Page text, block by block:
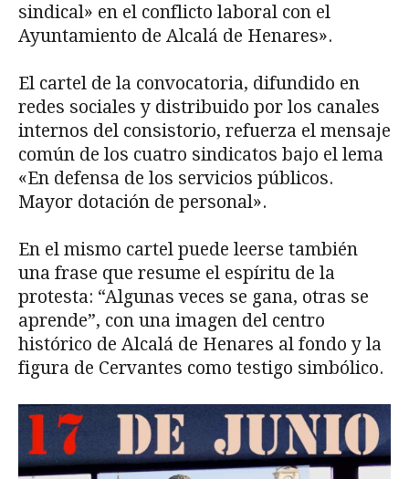
sindical» en el conflicto laboral con el
Ayuntamiento de Alcalá de Henares».
El cartel de la convocatoria, difundido en
redes sociales y distribuido por los canales
internos del consistorio, refuerza el mensaje
común de los cuatro sindicatos bajo el lema
«En defensa de los servicios públicos.
Mayor dotación de personal».
En el mismo cartel puede leerse también
una frase que resume el espíritu de la
protesta: “Algunas veces se gana, otras se
aprende”, con una imagen del centro
histórico de Alcalá de Henares al fondo y la
figura de Cervantes como testigo simbólico.